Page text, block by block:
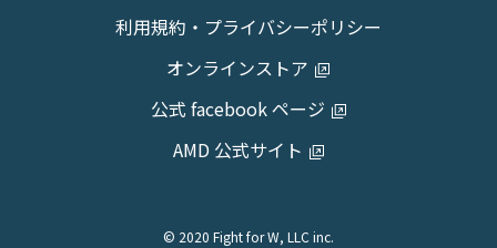
利用規約・プライバシーポリシー
オンラインストア
公式 facebook ページ
AMD 公式サイト
© 2020 Fight for W, LLC inc.